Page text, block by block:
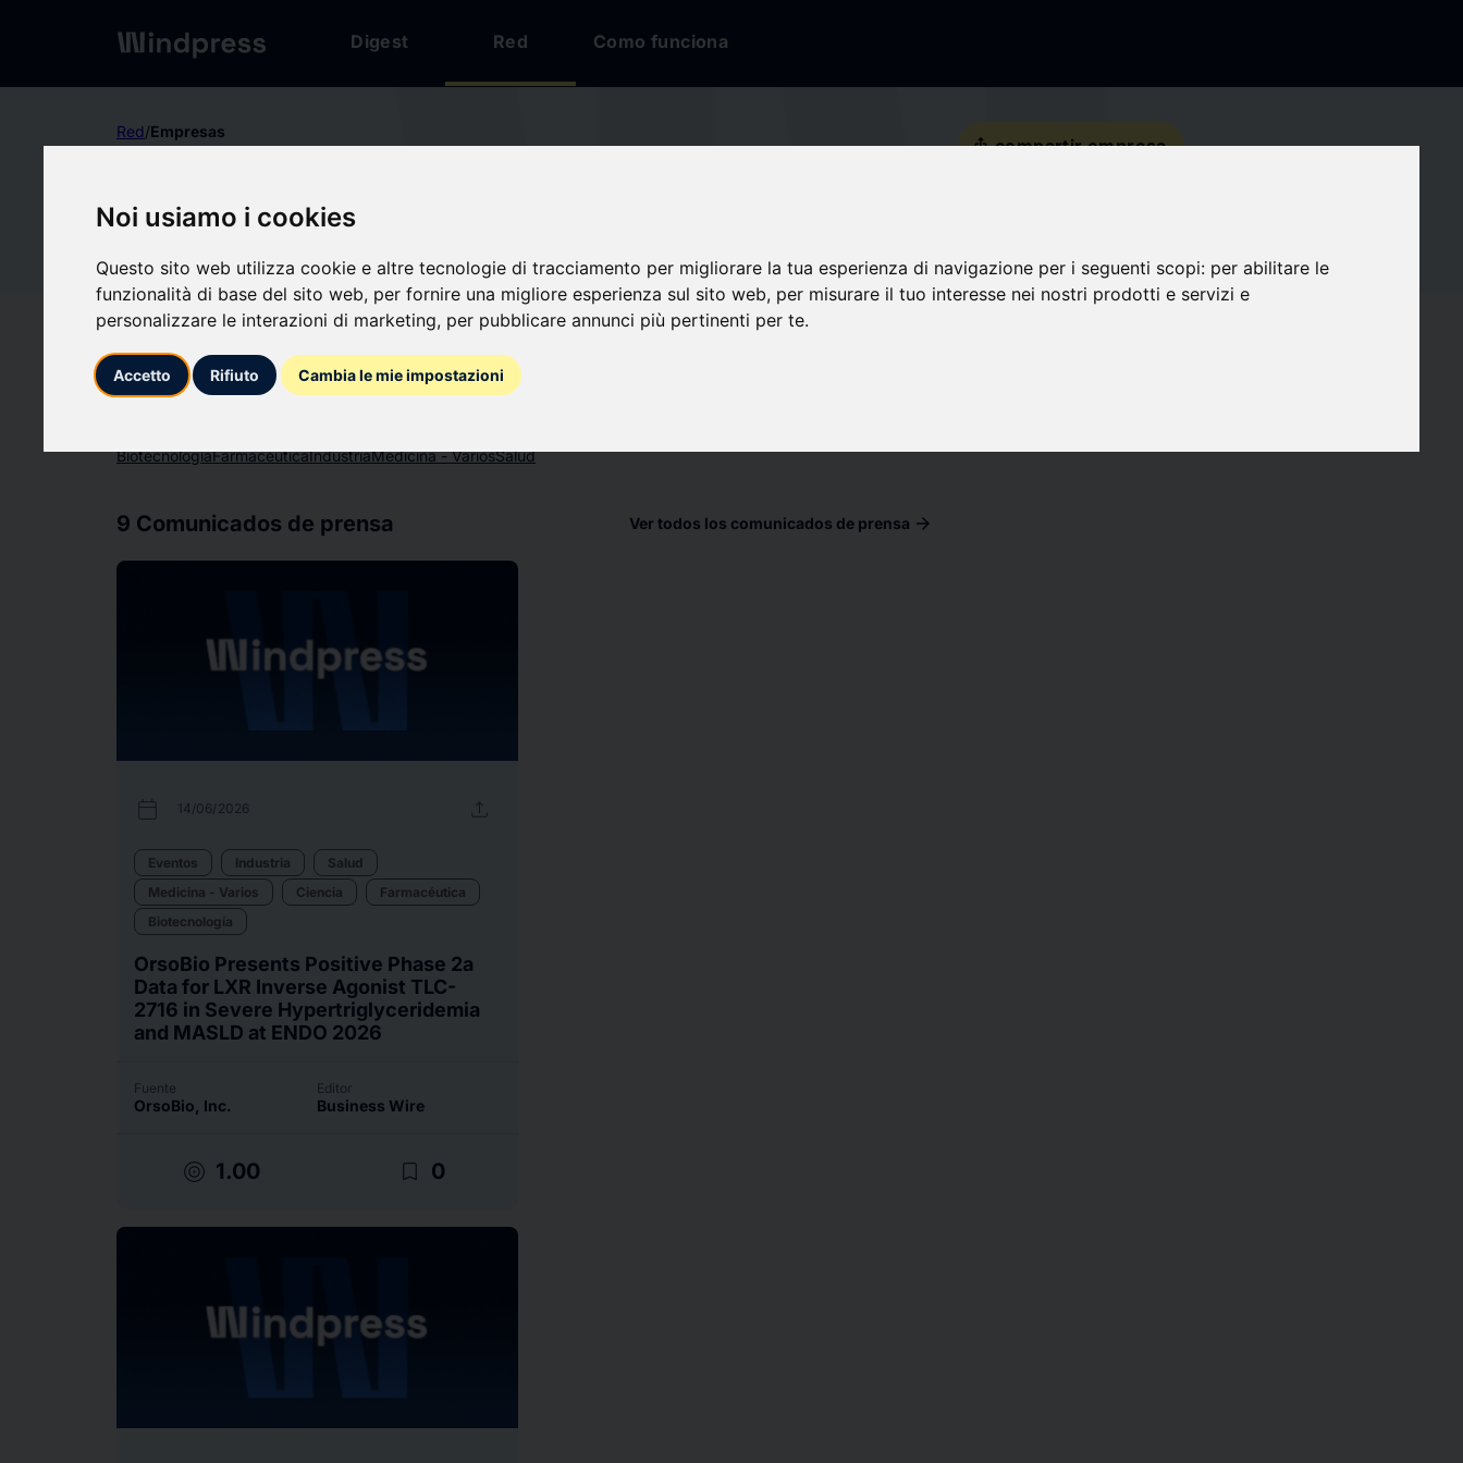
Noi usiamo i cookies
Questo sito web utilizza cookie e altre tecnologie di tracciamento per migliorare la tua esperienza di navigazione per i seguenti scopi: per abilitare le
funzionalità di base del sito web, per fornire una migliore esperienza sul sito web, per misurare il tuo interesse nei nostri prodotti e servizi e
personalizzare le interazioni di marketing, per pubblicare annunci più pertinenti per te.
Accetto Rifiuto Cambia le mie impostazioni
Digest Red Como funciona
Red/Empresas
Or OrsoBio, Inc.
Seguir actualizaciones
Sobre qué escribimos
BiotecnologíaFarmacéuticaIndustriaMedicina - VariosSalud
9 Comunicados de prensa Ver todos los comunicados de prensa arrow_forward
calendar_today 14/06/2026 upload
Eventos Industria
Salud
Medicina - Varios
Ciencia
Farmacéutica
Biotecnología
OrsoBio Presents Positive Phase 2a
Data for LXR Inverse Agonist TLC-
2716 in Severe Hypertriglyceridemia
and MASLD at ENDO 2026
Fuente
OrsoBio, Inc.
Editor
Business Wire
target 1.00 bookmark_border 0
ios_share compartir empresa
Redes sociales